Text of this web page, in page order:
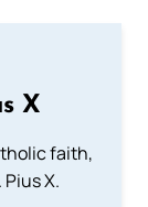
X
faith,
X.